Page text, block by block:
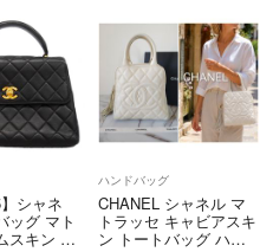
。
とない場合は付属しませんので、ご
さい。
保管しています。
】シャネ
ッグ マト
スキン ブ
ハンドバッグ
CHANEL シャネル マ
トラッセ キャビアスキ
ン トートバッグ ハン